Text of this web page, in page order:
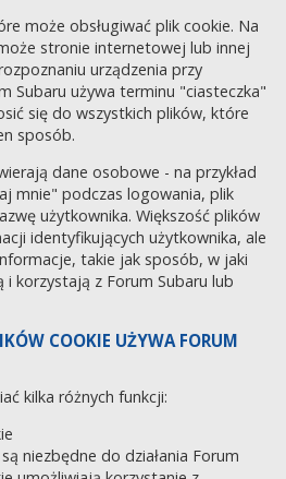
może obsługiwać plik cookie. Na
stronie internetowej lub innej
urządzenia przy
Subaru używa terminu "ciasteczka"
się do wszystkich plików, które
sposób.
dane osobowe - na przykład
mnie" podczas logowania, plik
użytkownika. Większość plików
identyfikujących użytkownika, ale
takie jak sposób, w jaki
korzystają z Forum Subaru lub
COOKIE UŻYWA FORUM
kilka różnych funkcji:
niezbędne do działania Forum